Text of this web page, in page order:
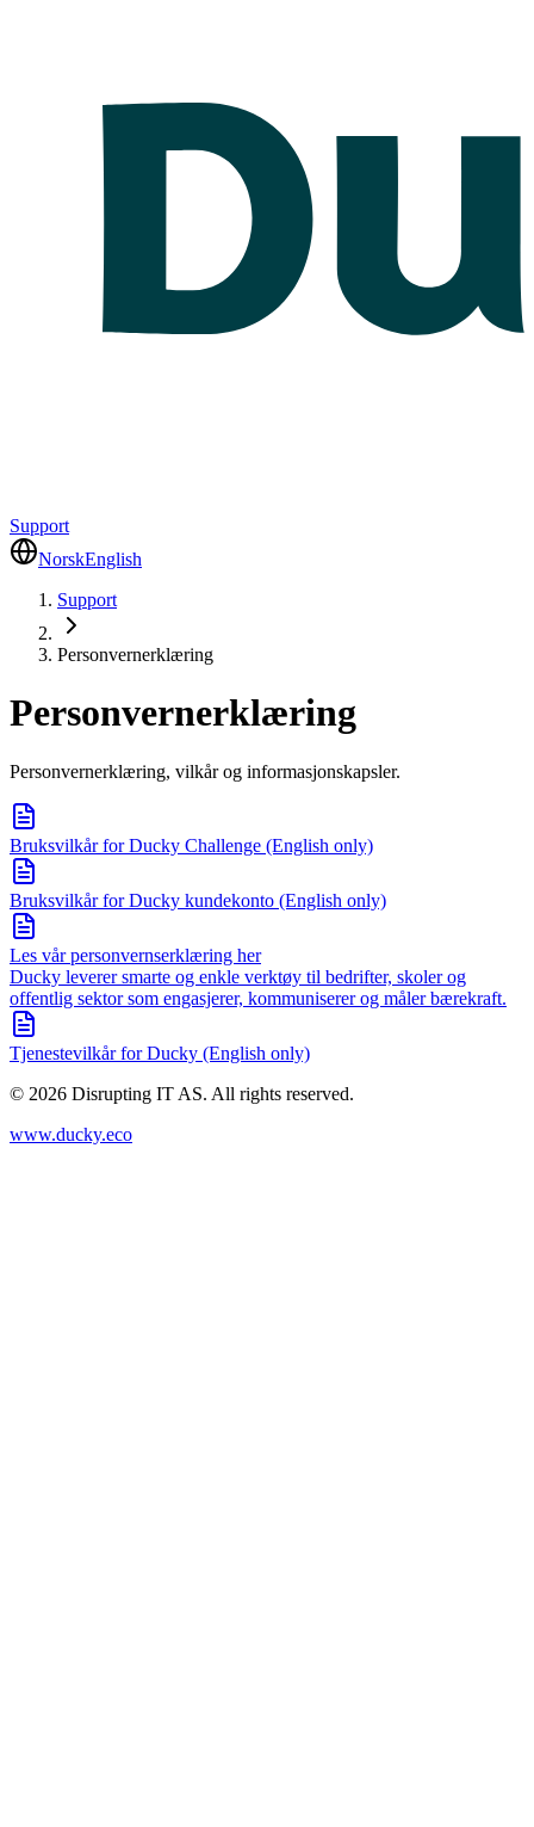
Support
NorskEnglish
Support
Personvernerklæring
Personvernerklæring
Personvernerklæring, vilkår og informasjonskapsler.
Bruksvilkår for Ducky Challenge (English only)
Bruksvilkår for Ducky kundekonto (English only)
Les vår personvernserklæring her
Ducky leverer smarte og enkle verktøy til bedrifter, skoler og
offentlig sektor som engasjerer, kommuniserer og måler bærekraft.
Tjenestevilkår for Ducky (English only)
© 2026 Disrupting IT AS. All rights reserved.
www.ducky.eco